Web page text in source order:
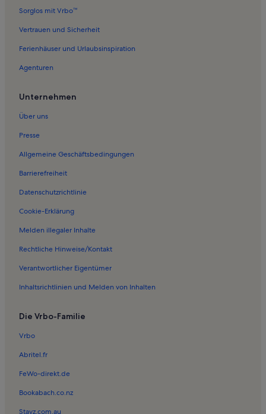
Ferienwohnungen in Heiligenschwendi
Ferienwohnungen in Heimberg
Ferienwohnungen in Schwendibach
Ferienwohnungen in Thierachern
Ferienwohnungen in Schadaupark
Ferienwohnungen in Stockhorn Arena
Ferienwohnungen in Hilterfingen
Ferienwohnungen in Oberhofen am Thunersee
Sorglos mit Vrbo™
Vertrauen und Sicherheit
Ferienhäuser und Urlaubsinspiration
Agenturen
Unternehmen
Über uns
Presse
Allgemeine Geschäftsbedingungen
Barrierefreiheit
Datenschutzrichtlinie
Cookie-Erklärung
Melden illegaler Inhalte
Rechtliche Hinweise/Kontakt
Verantwortlicher Eigentümer
Inhaltsrichtlinien und Melden von Inhalten
Die Vrbo-Familie
Vrbo
Abritel.fr
FeWo-direkt.de
Bookabach.co.nz
Stayz.com.au